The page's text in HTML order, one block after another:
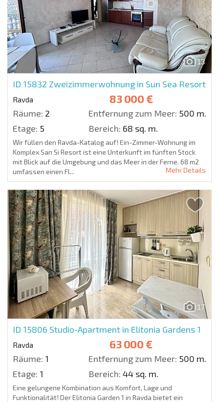
13
ID 15832 Zweizimmerwohnung in Sun Sea Resort
Ravda 83 000 €
Räume: 2 Entfernung zum Meer: 500 m.
Etage: 5 Bereich: 68 sq. m.
Wir füllen den Ravda-Katalog auf! Ein-Zimmer-Wohnung im
Komplex San Si Resort ist eine Unterkunft im fünften Stock
mit Blick auf die Umgebung und das Meer in der Ferne. 68 m2
umfassen einen Fl...
Mehr Details
17
ID 15806 Studio-Apartment in Elitonia Gardens 1
Ravda 63 000 €
Räume: 1 Entfernung zum Meer: 500 m.
Etage: 1 Bereich: 44 sq. m.
Eine gelungene Kombination aus Komfort, Lage und
Funktionalität! Der Elitonia Garden 1 in Ravda bietet ein